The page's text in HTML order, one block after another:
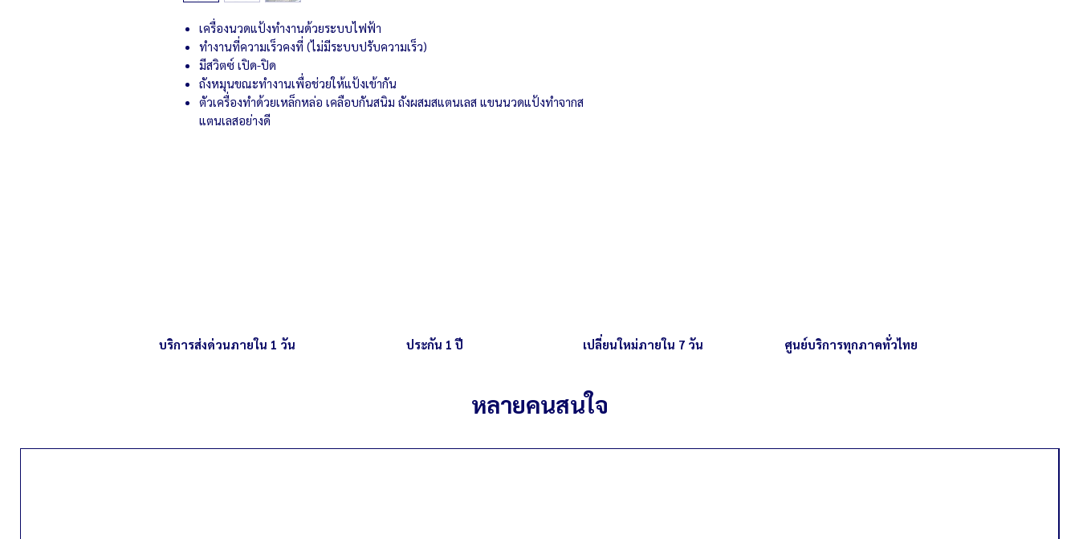
เครื่องนวดแป้งทำงานด้วยระบบไฟฟ้า
ทำงานที่ความเร็วคงที่ (ไม่มีระบบปรับความเร็ว)
มีสวิตซ์ เปิด-ปิด
ถังหมุนขณะทำงานเพื่อช่วยให้แป้งเข้ากัน
ตัวเครื่องทำด้วยเหล็กหล่อ เคลือบกันสนิม ถังผสมสแตนเลส แขนนวดแป้งทำจากส
แตนเลสอย่างดี
บริการส่งด่วนภายใน 1 วัน ประกัน 1 ปี เปลี่ยนใหม่ภายใน 7 วัน ศูนย์บริการทุกภาคทั่วไทย
หลายคนสนใจ